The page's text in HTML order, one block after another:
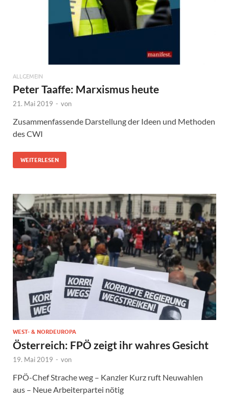
ALLGEMEIN
Peter Taaffe: Marxismus heute
21. Mai 2019 - von
Zusammenfassende Darstellung der Ideen und Methoden
des CWI
WEITERLESEN
WEST- & NORDEUROPA
Österreich: FPÖ zeigt ihr wahres Gesicht
19. Mai 2019 - von
FPÖ-Chef Strache weg – Kanzler Kurz ruft Neuwahlen
aus – Neue Arbeiterpartei nötig